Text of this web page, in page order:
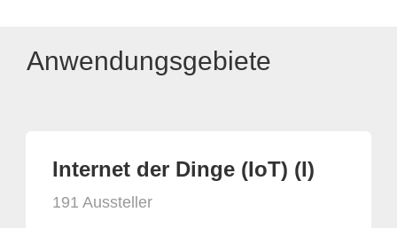
Anwendungsgebiete
Internet der Dinge (IoT) (I)
191 Aussteller